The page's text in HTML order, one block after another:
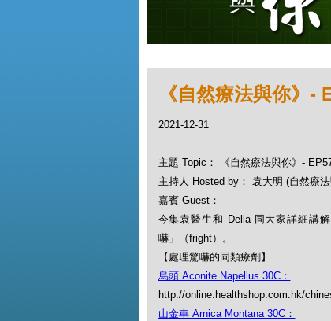
《自然療法與你》-
2021-12-31
主題 Topic： 《自然療法與你》-
主持人 Hosted by： 袁大明 (自然療
嘉賓 Guest：
今集袁醫生和 Della 同大家詳細講
嚇」（fright）。
【處理驚嚇的同類療劑】
烏頭 Aconite Napellus 30C：
http://online.healthshop.com.hk/
山金車 Arnica Montana 30C：